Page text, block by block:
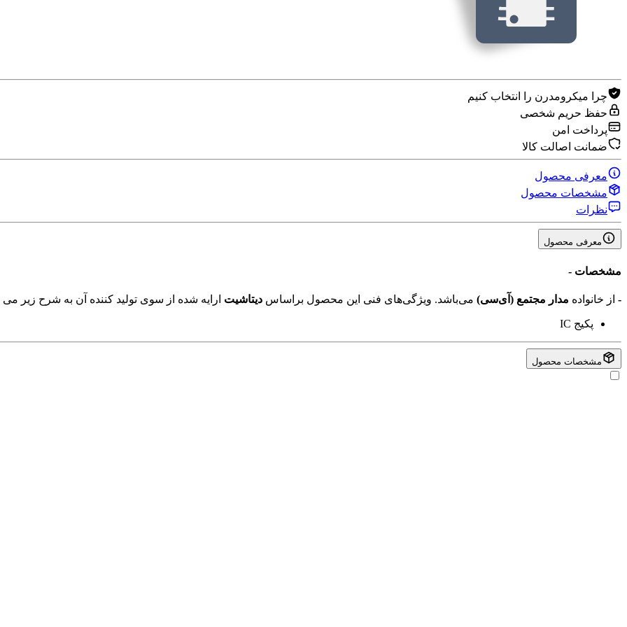
چرا میکرومدرن را انتخاب کنیم
حفظ حریم شخصی
پرداخت امن
ضمانت اصالت کالا
معرفی محصول
مشخصات محصول
نظرات
معرفی محصول
مشخصات -
- از خانواده مدار مجتمع (آی‌سی‌) می‌باشد. ویژگی‌های فنی این محصول براساس دیتاشیت ارایه شده از سوی تولید کننده آن به شرح زیر می
پکیج IC
مشخصات محصول